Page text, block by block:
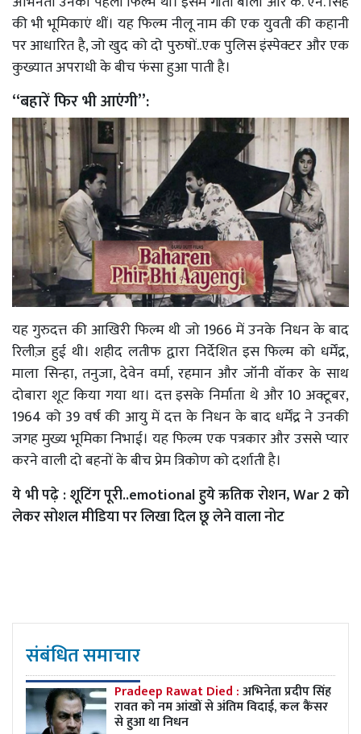
की भी भूमिकाएं थीं। यह फिल्म नीलू नाम की एक युवती की कहानी
पर आधारित है, जो खुद को दो पुरुषों..एक पुलिस इंस्पेक्टर और एक
कुख्यात अपराधी के बीच फंसा हुआ पाती है।
‘‘बहारें फिर भी आएंगी’’:
यह गुरुदत्त की आखिरी फिल्म थी जो 1966 में उनके निधन के बाद
रिलीज़ हुई थी। शहीद लतीफ द्वारा निर्देशित इस फिल्म को धर्मेंद्र,
माला सिन्हा, तनुजा, देवेन वर्मा, रहमान और जॉनी वॉकर के साथ
दोबारा शूट किया गया था। दत्त इसके निर्माता थे और 10 अक्टूबर,
1964 को 39 वर्ष की आयु में दत्त के निधन के बाद धर्मेंद्र ने उनकी
जगह मुख्य भूमिका निभाई। यह फिल्म एक पत्रकार और उससे प्यार
करने वाली दो बहनों के बीच प्रेम त्रिकोण को दर्शाती है।
ये भी पढ़े :शूटिंग पूरी..emotional हुये ऋतिक रोशन, War 2 को
लेकर सोशल मीडिया पर लिखा दिल छू लेने वाला नोट
संबंधित समाचार
Pradeep Rawat Died :अभिनेता प्रदीप सिंह
रावत को नम आंखों से अंतिम विदाई, कल कैंसर
से हुआ था निधन